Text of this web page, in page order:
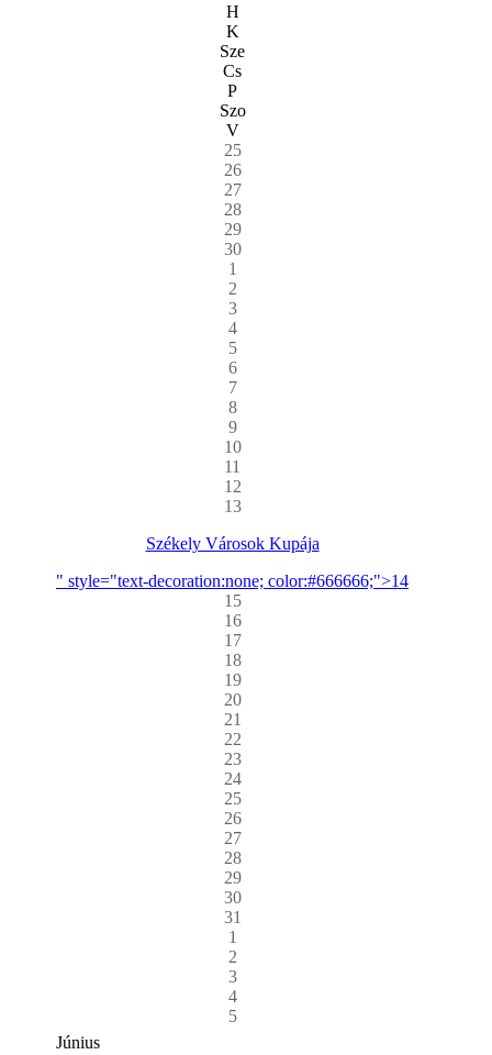
H
K
Sze
Cs
P
Szo
V
25
26
27
28
29
30
1
2
3
4
5
6
7
8
9
10
11
12
13
Székely Városok Kupája
" style="text-decoration:none; color:#666666;">14
15
16
17
18
19
20
21
22
23
24
25
26
27
28
29
30
31
1
2
3
4
5
Június